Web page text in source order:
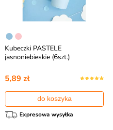
Kubeczki PASTELE
jasnoniebieskie (6szt.)
5,89 zł
do koszyka
Expresowa wysyłka